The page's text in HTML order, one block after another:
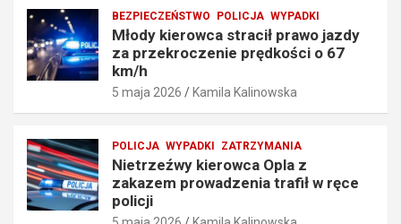
BEZPIECZEŃSTWO POLICJA WYPADKI
Młody kierowca stracił prawo jazdy
za przekroczenie prędkości o 67
km/h
5 maja 2026 Kamila Kalinowska
POLICJA WYPADKI ZATRZYMANIA
Nietrzeźwy kierowca Opla z
zakazem prowadzenia trafił w ręce
policji
z
n
e
r
ę
d
k
o
ś
n
a
f
w
ę